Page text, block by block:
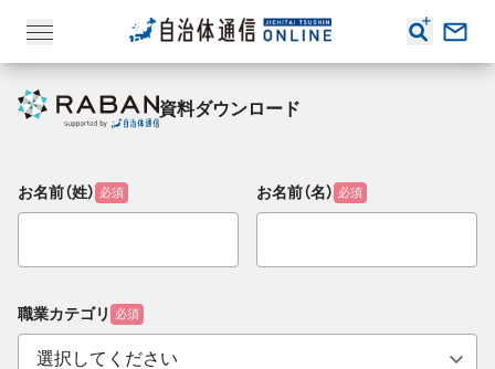
資料ダウンロード
お名前（姓） 必須 お名前（名） 必須
職業カテゴリ 必須